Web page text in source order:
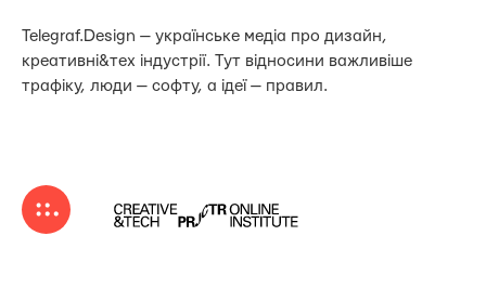
Telegraf.Design — українське медіа про дизайн,
креативні&тех індустрії. Тут відносини важливіше
трафіку, люди — софту, а ідеї — правил.